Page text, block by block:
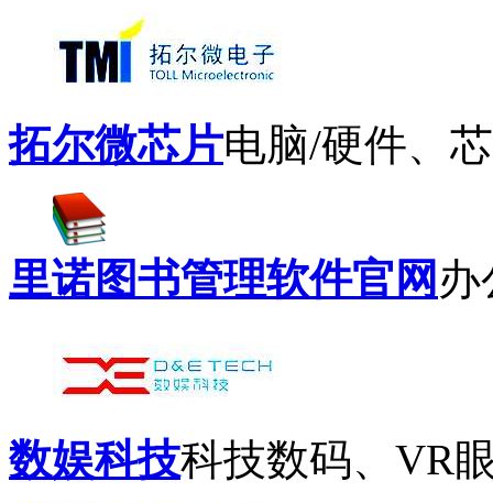
拓尔微芯片电脑/硬件、
里诺图书管理软件官网 办
数娱科技科技数码、VR